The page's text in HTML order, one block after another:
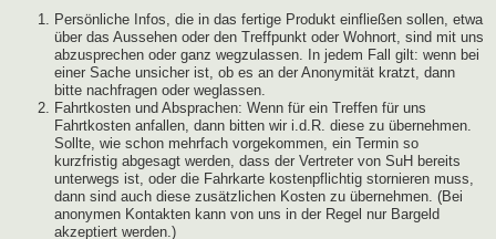
Persönliche Infos, die in das fertige Produkt einfließen sollen, etwa
über das Aussehen oder den Treffpunkt oder Wohnort, sind mit uns
abzusprechen oder ganz wegzulassen. In jedem Fall gilt: wenn bei
einer Sache unsicher ist, ob es an der Anonymität kratzt, dann
bitte nachfragen oder weglassen.
Fahrtkosten und Absprachen: Wenn für ein Treffen für uns
Fahrtkosten anfallen, dann bitten wir i.d.R. diese zu übernehmen.
Sollte, wie schon mehrfach vorgekommen, ein Termin so
kurzfristig abgesagt werden, dass der Vertreter von SuH bereits
unterwegs ist, oder die Fahrkarte kostenpflichtig stornieren muss,
dann sind auch diese zusätzlichen Kosten zu übernehmen. (Bei
anonymen Kontakten kann von uns in der Regel nur Bargeld
akzeptiert werden.)